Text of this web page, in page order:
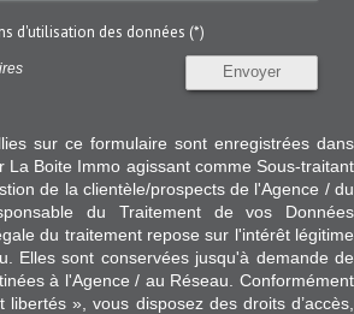
d'utilisation des données (*)
Envoyer
sur ce formulaire sont enregistrées dans
La Boite Immo agissant comme Sous-traitant
de la clientèle/prospects de l'Agence / du
du Traitement de vos Données
du traitement repose sur l'intérêt légitime
Elles sont conservées jusqu'à demande de
à l'Agence / au Réseau. Conformément
», vous disposez des droits d’accès,